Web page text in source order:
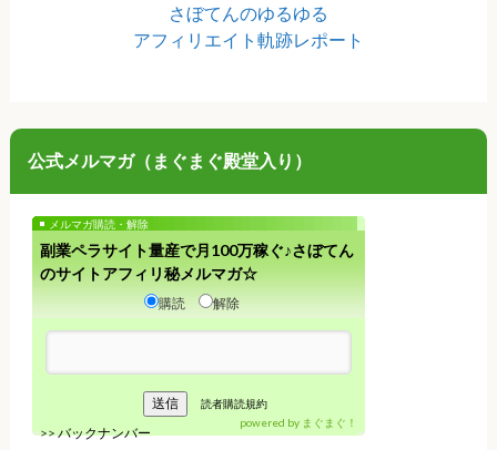
さぼてんのゆるゆる
アフィリエイト軌跡レポート
公式メルマガ（まぐまぐ殿堂入り）
メルマガ購読・解除
副業ペラサイト量産で月100万稼ぐ♪さぼてん
のサイトアフィリ秘メルマガ☆
購読 解除
読者購読規約
>>バックナンバー
powered by まぐまぐ！